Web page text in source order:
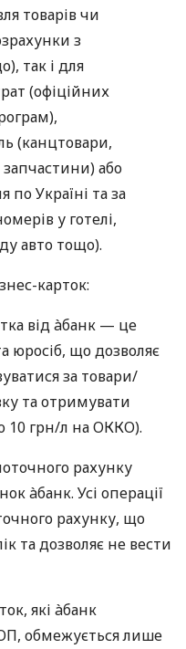
товарів чи
з
так і для
(офіційних
(канцтовари,
або
по Україні та за
у готелі,
авто тощо).
карток:
від àбанк — це
юросіб, що дозволяє
за товари/
та отримувати
10 грн/л на ОККО).
рахунку
àбанк. Усі операції
рахунку, що
та дозволяє не вести
які àбанк
обмежується лише